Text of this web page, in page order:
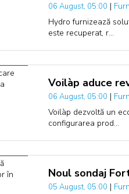
06 August, 05:00 |
Hydro furnizează
este recuperat, r…
Voilàp aduce
06 August, 05:00 |
Voilàp dezvoltă un
configurarea prod…
Noul sondaj
05 August, 05:00 |